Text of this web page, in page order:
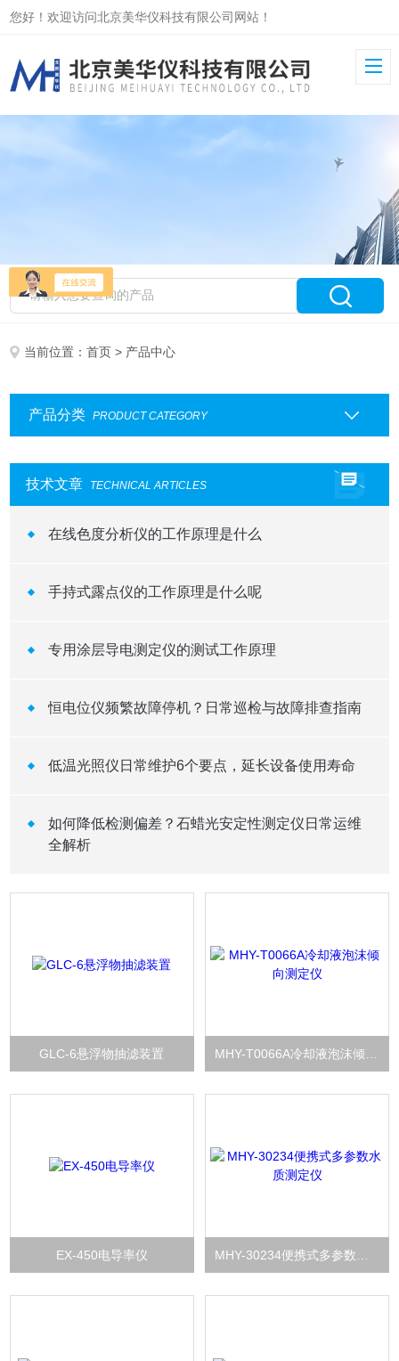
您好！欢迎访问北京美华仪科技有限公司网站！
当前位置：首页 > 产品中心
产品分类 PRODUCT CATEGORY
技术文章 TECHNICAL ARTICLES
在线色度分析仪的工作原理是什么
手持式露点仪的工作原理是什么呢
专用涂层导电测定仪的测试工作原理
恒电位仪频繁故障停机？日常巡检与故障排查指南
低温光照仪日常维护6个要点，延长设备使用寿命
如何降低检测偏差？石蜡光安定性测定仪日常运维
全解析
GLC-6悬浮物抽滤装置 MHY-T0066A冷却液泡沫倾向测定仪
EX-450电导率仪